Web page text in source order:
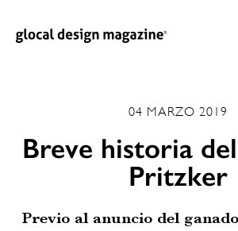
04 MARZO 2019
Breve historia
Pritzker
Previo al anuncio del